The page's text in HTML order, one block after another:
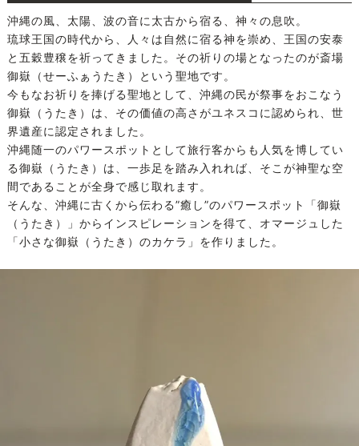
沖縄の風、太陽、波の音に太古から宿る、神々の息吹。
琉球王国の時代から、人々は自然に宿る神を崇め、王国の安泰
と五穀豊穣を祈ってきました。その祈りの場となったのが斎場
御嶽（せーふぁうたき）という聖地です。
今もなお祈りを捧げる聖地として、沖縄の民が祭事をおこなう
御嶽（うたき）は、その価値の高さがユネスコに認められ、世
界遺産に認定されました。
沖縄随一のパワースポットとして旅行客からも人気を博してい
る御嶽（うたき）は、一歩足を踏み入れれば、そこが神聖な空
間であることが全身で感じ取れます。
そんな、沖縄に古くから伝わる”癒し”のパワースポット「御嶽
（うたき）」からインスピレーションを得て、オマージュした
「小さな御嶽（うたき）のカケラ」を作りました。